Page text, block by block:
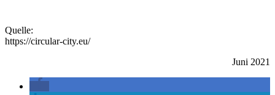
Quelle:
https://circular-city.eu/
Juni 2021